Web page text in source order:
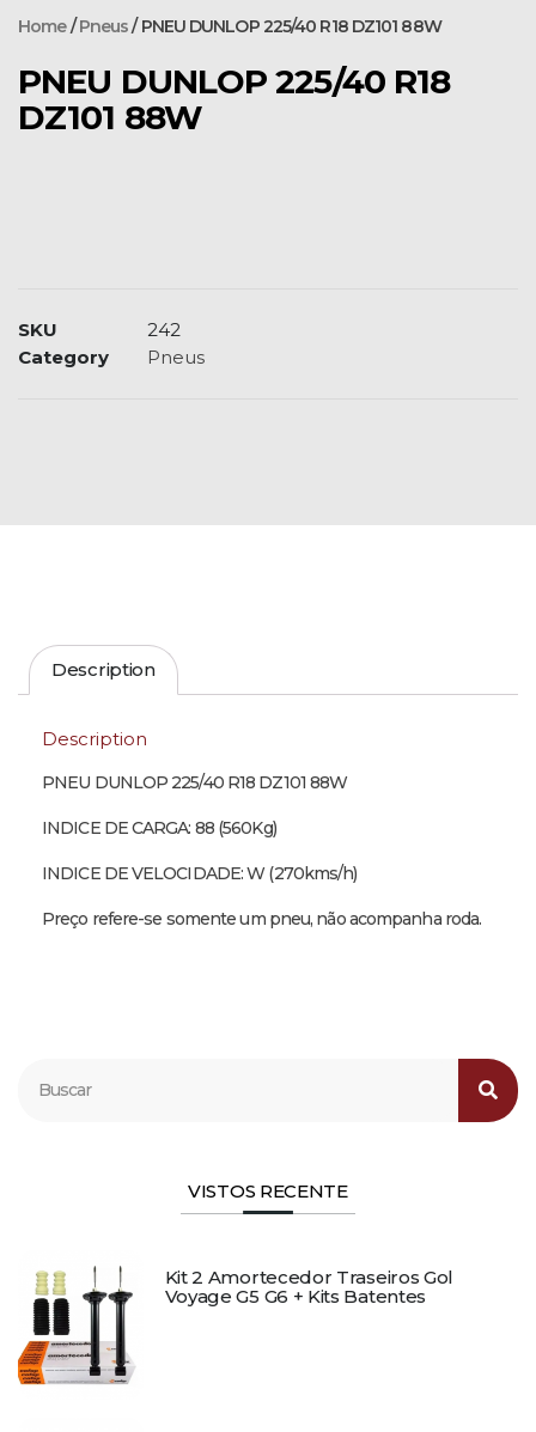
Home/Pneus/ PNEU DUNLOP 225/40 R18 DZ101 88W
PNEU DUNLOP 225/40 R18
DZ101 88W
SKU
242
Category
Pneus
Description
Description
PNEU DUNLOP 225/40 R18 DZ101 88W
INDICE DE CARGA: 88 (560Kg)
INDICE DE VELOCIDADE: W (270kms/h)
Preço refere-se somente um pneu, não acompanha roda.
VISTOS RECENTE
Kit 2 Amortecedor Traseiros Gol
Voyage G5 G6 + Kits Batentes